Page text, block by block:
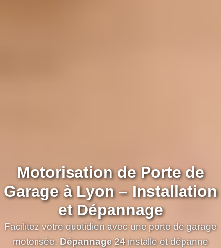
Motorisation de Porte de
Garage à Lyon – Installation
et Dépannage
Facilitez votre quotidien avec une porte de garage
motorisée. Dépannage 24installe et dépanne